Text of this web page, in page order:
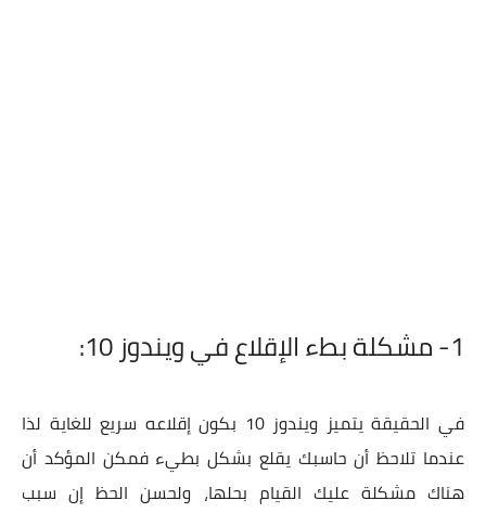
1- مشكلة بطء الإقلاع في ويندوز 10:
في الحقيقة يتميز ويندوز 10 بكون إقلاعه سريع للغاية لذا
عندما تلاحظ أن حاسبك يقلع بشكل بطيء فمكن المؤكد أن
هناك مشكلة عليك القيام بحلها، ولحسن الحظ إن سبب